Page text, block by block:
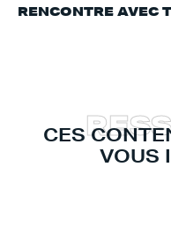
RENCONTRE AVEC
CES
VOUS
RESS